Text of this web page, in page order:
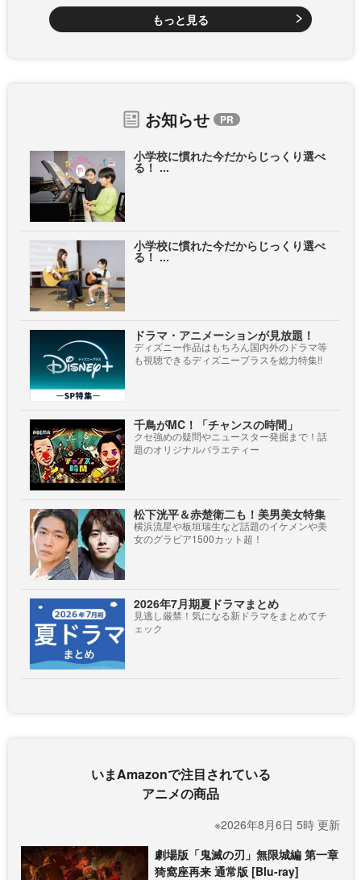
もっと見る
お知らせ
小学校に慣れた今だからじっくり選べ
る！ ...
小学校に慣れた今だからじっくり選べ
る！ ...
ドラマ・アニメーションが見放題！
ディズニー作品はもちろん国内外のドラマ等
も視聴できるディズニープラスを総力特集!!
千鳥がMC！「チャンスの時間」
クセ強めの疑問やニュースター発掘まで！話
題のオリジナルバラエティー
松下洸平＆赤楚衛二も！美男美女特集
横浜流星や板垣瑞生など話題のイケメンや美
女のグラビア1500カット超！
2026年7月期夏ドラマまとめ
見逃し厳禁！気になる新ドラマをまとめてチ
ェック
いまAmazonで注目されている
アニメの商品
※2026年8月6日 5時 更新
劇場版「鬼滅の刃」無限城編 第一章
猗窩座再来 通常版 [Blu-ray]